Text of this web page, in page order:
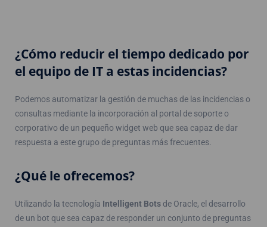
¿Cómo reducir el tiempo dedicado por
el equipo de IT a estas incidencias?
Podemos automatizar la gestión de muchas de las incidencias o
consultas mediante la incorporación al portal de soporte o
corporativo de un pequeño widget web que sea capaz de dar
respuesta a este grupo de preguntas más frecuentes.
¿Qué le ofrecemos?
Utilizando la tecnología Intelligent Bots de Oracle, el desarrollo
de un bot que sea capaz de responder un conjunto de preguntas